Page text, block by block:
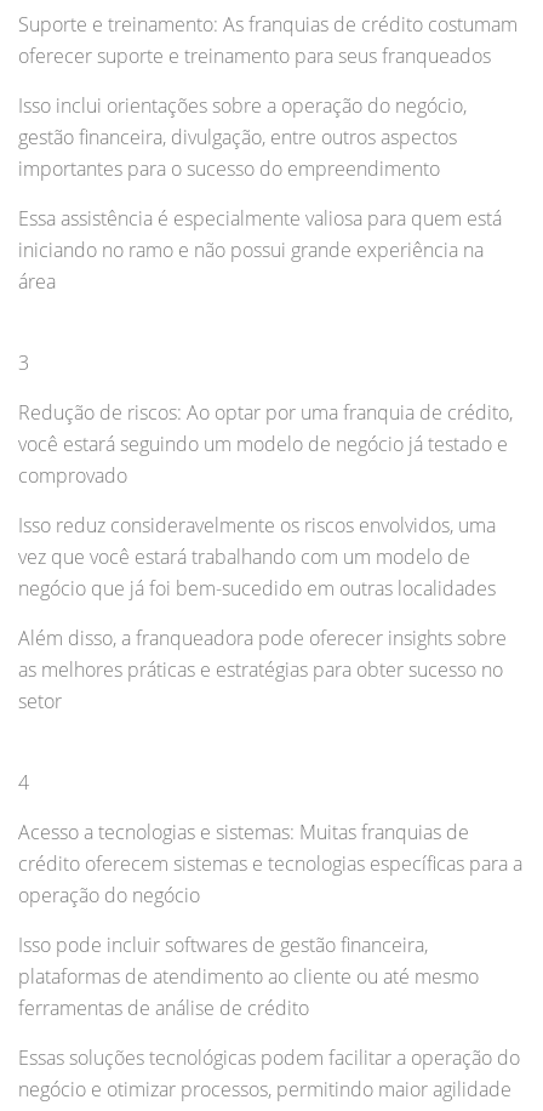
Suporte e treinamento: As franquias de crédito costumam
oferecer suporte e treinamento para seus franqueados
Isso inclui orientações sobre a operação do negócio,
gestão financeira, divulgação, entre outros aspectos
importantes para o sucesso do empreendimento
Essa assistência é especialmente valiosa para quem está
iniciando no ramo e não possui grande experiência na
área
3
Redução de riscos: Ao optar por uma franquia de crédito,
você estará seguindo um modelo de negócio já testado e
comprovado
Isso reduz consideravelmente os riscos envolvidos, uma
vez que você estará trabalhando com um modelo de
negócio que já foi bem-sucedido em outras localidades
Além disso, a franqueadora pode oferecer insights sobre
as melhores práticas e estratégias para obter sucesso no
setor
4
Acesso a tecnologias e sistemas: Muitas franquias de
crédito oferecem sistemas e tecnologias específicas para a
operação do negócio
Isso pode incluir softwares de gestão financeira,
plataformas de atendimento ao cliente ou até mesmo
ferramentas de análise de crédito
Essas soluções tecnológicas podem facilitar a operação do
negócio e otimizar processos, permitindo maior agilidade